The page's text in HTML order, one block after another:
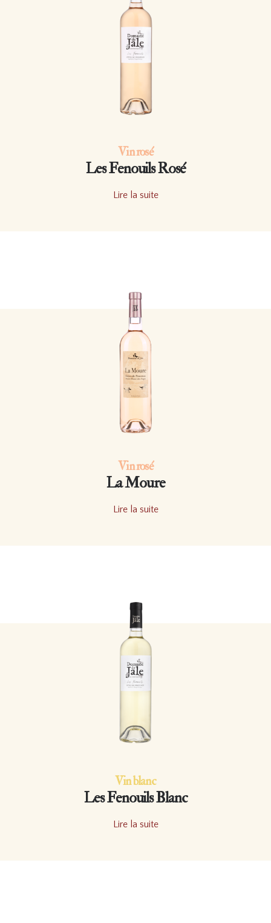
Vin rosé
Les Fenouils Rosé
Lire la suite
Vin rosé
La Moure
Lire la suite
Vin blanc
Les Fenouils Blanc
Lire la suite